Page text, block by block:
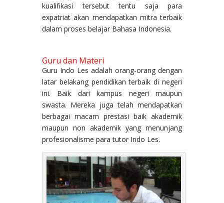
kualifikasi tersebut tentu saja para
expatriat akan mendapatkan mitra terbaik
dalam proses belajar Bahasa Indonesia.
Guru dan Materi
Guru Indo Les adalah orang-orang dengan
latar belakang pendidikan terbaik di negeri
ini. Baik dari kampus negeri maupun
swasta. Mereka juga telah mendapatkan
berbagai macam prestasi baik akademik
maupun non akademik yang menunjang
profesionalisme para tutor Indo Les.